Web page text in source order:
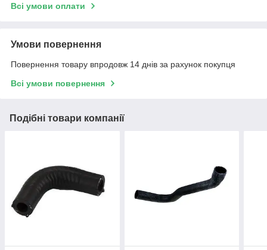
Всі умови оплати
Умови повернення
Повернення товару впродовж 14 днів за рахунок покупця
Всі умови повернення
Подібні товари компанії